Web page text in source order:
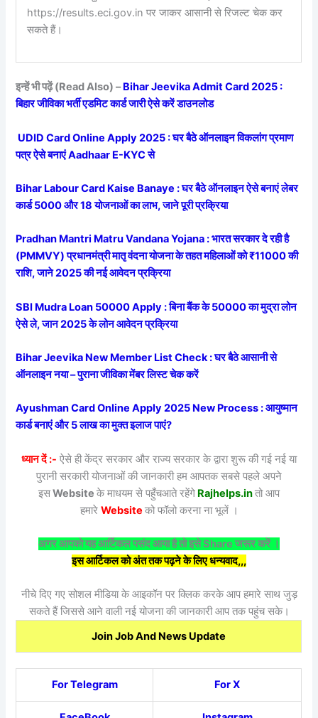
https://results.eci.gov.in पर जाकर आसानी से रिजल्ट चेक कर
सकते हैं।
इन्हें भी पढ़ें (Read Also) –Bihar Jeevika Admit Card 2025 :
बिहार जीविका भर्ती एडमिट कार्ड जारी ऐसे करें डाउनलोड
UDID Card Online Apply 2025 : घर बैठे ऑनलाइन विकलांग प्रमाण
पत्र ऐसे बनाएं Aadhaar E-KYC से
Bihar Labour Card Kaise Banaye : घर बैठे ऑनलाइन ऐसे बनाएं लेबर
कार्ड 5000 और 18 योजनाओं का लाभ, जाने पूरी प्रक्रिया
Pradhan Mantri Matru Vandana Yojana : भारत सरकार दे रही है
(PMMVY) प्रधानमंत्री मातृ वंदना योजना के तहत महिलाओं को ₹11000 की
राशि, जाने 2025 की नई आवेदन प्रक्रिया
SBI Mudra Loan 50000 Apply : बिना बैंक के 50000 का मुद्रा लोन
ऐसे ले, जान 2025 के लोन आवेदन प्रक्रिया
Bihar Jeevika New Member List Check : घर बैठे आसानी से
ऑनलाइन नया – पुराना जीविका मेंबर लिस्ट चेक करें
Ayushman Card Online Apply 2025 New Process : आयुष्मान
कार्ड बनाएं और 5 लाख का मुक्त इलाज पाएं?
ध्यान दें :- ऐसे ही केंद्र सरकार और राज्य सरकार के द्वारा शुरू की गई नई या
पुरानी सरकारी योजनाओं की जानकारी हम आपतक सबसे पहले अपने
इसWebsite के माधयम से पहुँचआते रहेंगे Rajhelps.inतो आप
हमारे Website को फॉलो करना ना भूलें ।
अगर आपको यह आर्टिकल पसंद आया है तो इसे Share जरूर करें ।
इस आर्टिकल को अंत तक पढ़ने के लिए धन्यवाद,,,
नीचे दिए गए सोशल मीडिया के आइकॉन पर क्लिक करके आप हमारे साथ जुड़
सकते हैं जिससे आने वाली नई योजना की जानकारी आप तक पहुंच सके।
Join Job And News Update
For Telegram For X